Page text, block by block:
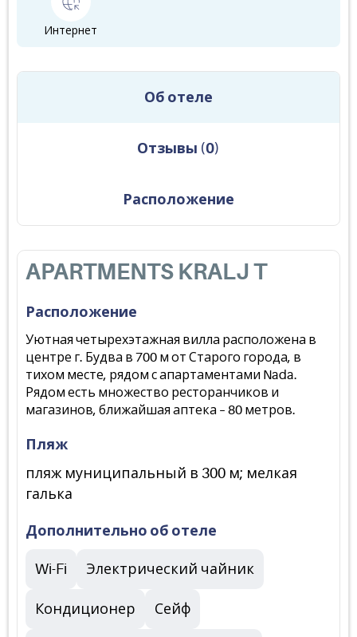
Интернет
Об отеле
Отзывы (0)
Расположение
APARTMENTS KRALJ T
Расположение
Уютная четырехэтажная вилла расположена в
центре г. Будва в 700 м от Старого города, в
тихом месте, рядом с апартаментами Nada.
Рядом есть множество ресторанчиков и
магазинов, ближайшая аптека – 80 метров.
Пляж
пляж муниципальный в 300 м; мелкая
галька
Дополнительно об отеле
Wi-Fi Электрический чайник
Кондиционер Сейф